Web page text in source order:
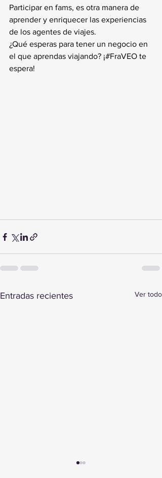
Participar en fams, es otra manera de
aprender y enriquecer las experiencias
de los agentes de viajes.
¿Qué esperas para tener un negocio en
el que aprendas viajando? ¡#FraVEO te
espera!
Entradas recientes Ver todo